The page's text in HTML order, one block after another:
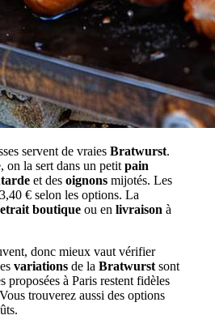
servent de vraies Bratwurst.
on la sert dans un petitpain
et des oignons mijotés. Les
€ selon les options. La
boutique ou en livraison à
donc mieux vaut vérifier
variations de la Bratwurstsont
proposées à Paris restent fidèles
trouverez aussi des options